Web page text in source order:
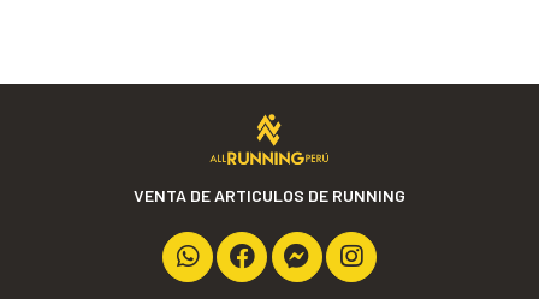
VENTA DE ARTICULOS DE RUNNING